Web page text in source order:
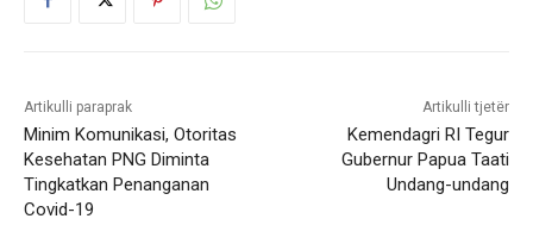
Artikulli paraprak
Minim Komunikasi, Otoritas
Kesehatan PNG Diminta
Tingkatkan Penanganan
Covid-19
Artikulli tjetër
Kemendagri RI Tegur
Gubernur Papua Taati
Undang-undang